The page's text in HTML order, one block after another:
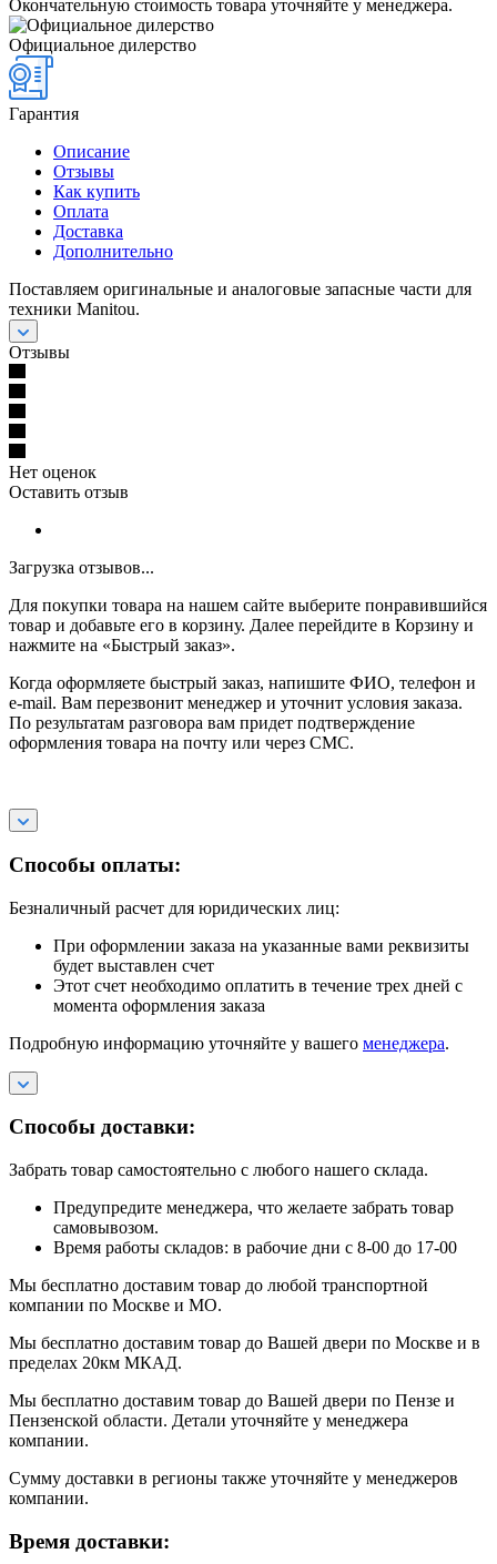
Окончательную стоимость товара уточняйте у менеджера.
Официальное дилерство
Гарантия
Описание
Отзывы
Как купить
Оплата
Доставка
Дополнительно
Поставляем оригинальные и аналоговые запасные части для
техники Manitou.
Отзывы
Нет оценок
Оставить отзыв
Загрузка отзывов...
Для покупки товара на нашем сайте выберите понравившийся
товар и добавьте его в корзину. Далее перейдите в Корзину и
нажмите на «Быстрый заказ».
Когда оформляете быстрый заказ, напишите ФИО, телефон и
e-mail. Вам перезвонит менеджер и уточнит условия заказа.
По результатам разговора вам придет подтверждение
оформления товара на почту или через СМС.
Способы оплаты:
Безналичный расчет для юридических лиц:
При оформлении заказа на указанные вами реквизиты
будет выставлен счет
Этот счет необходимо оплатить в течение трех дней с
момента оформления заказа
Подробную информацию уточняйте у вашего менеджера.
Способы доставки:
Забрать товар самостоятельно с любого нашего склада.
Предупредите менеджера, что желаете забрать товар
самовывозом.
Время работы складов: в рабочие дни с 8-00 до 17-00
Мы бесплатно доставим товар до любой транспортной
компании по Москве и МО.
Мы бесплатно доставим товар до Вашей двери по Москве и в
пределах 20км МКАД.
Мы бесплатно доставим товар до Вашей двери по Пензе и
Пензенской области. Детали уточняйте у менеджера
компании.
Сумму доставки в регионы также уточняйте у менеджеров
компании.
Время доставки: